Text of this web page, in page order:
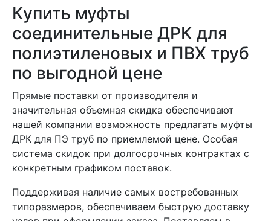
Купить муфты
соединительные ДРК для
полиэтиленовых и ПВХ труб
по выгодной цене
Прямые поставки от производителя и
значительная объемная скидка обеспечивают
нашей компании возможность предлагать муфты
ДРК для ПЭ труб по приемлемой цене. Особая
система скидок при долгосрочных контрактах с
конкретным графиком поставок.
Поддерживая наличие самых востребованных
типоразмеров, обеспечиваем быструю доставку